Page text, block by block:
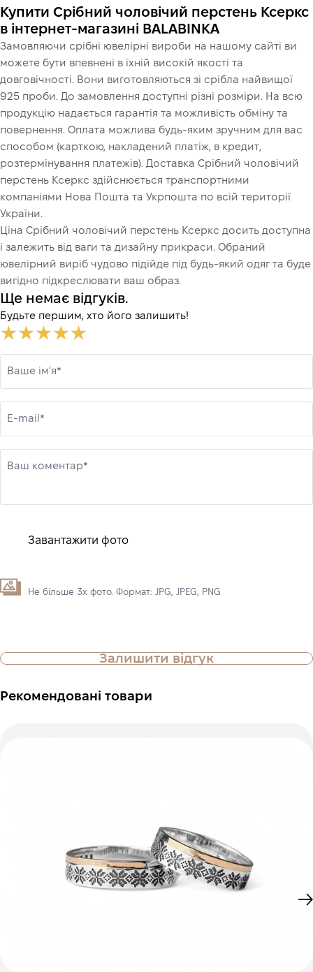
Купити Срібний чоловічий перстень Ксеркс
в інтернет-магазині BALABINKA
Замовляючи срібні ювелірні вироби на нашому сайті ви
можете бути впевнені в їхній високій якості та
довговічності. Вони виготовляються зі срібла найвищої
925 проби. До замовлення доступні різні розміри. На всю
продукцію надається гарантія та можливість обміну та
повернення. Оплата можлива будь-яким зручним для вас
способом (карткою, накладений платіж, в кредит,
розтермінування платежів). Доставка Срібний чоловічий
перстень Ксеркс здійснюється транспортними
компаніями Нова Пошта та Укрпошта по всій території
України.
Ціна Срібний чоловічий перстень Ксеркс досить доступна
і залежить від ваги та дизайну прикраси. Обраний
ювелірний виріб чудово підійде під будь-який одяг та буде
вигідно підкреслювати ваш образ.
Ще немає відгуків.
Будьте першим, хто його залишить!
Ваше ім'я*
E-mail*
Ваш коментар*
Завантажити фото
Не більше 3х фото. Формат: JPG, JPEG, PNG
Залишити відгук
Рекомендовані товари